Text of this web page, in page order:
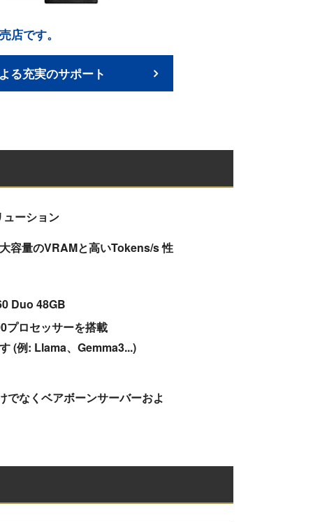
店です。
る充実のサポート
ーション
容量のVRAMと高いTokens/s 性
Duo 48GB
プロセッサーを搭載
(例: Llama、Gemma3...)
なくベアボーンサー​​バーおよ